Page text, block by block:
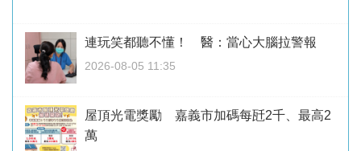
連玩笑都聽不懂！ 醫：當心大腦拉警報
2026-08-05 11:35
屋頂光電獎勵 嘉義市加碼每瓩2千、最高2
萬